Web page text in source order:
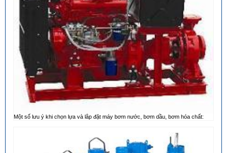
Một số lưu ý khi chọn lựa và lắp đặt máy bơm nước, bơm dầu, bơm hóa chất: